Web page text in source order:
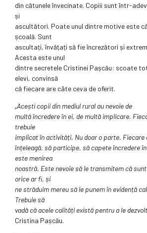
din cătunele învecinate. Copiii sunt într-
și
ascultători. Poate unul dintre motive este
școală. Sunt
ascultați, învățați să fie încrezători și
Acesta este unul
dintre secretele Cristinei Pașcău: scoate
elevi, convinsă
că fiecare are câte ceva de oferit.
„Acești copii din mediul rural au nevoie de
multă încredere în ei, de multă implicare.
trebuie
implicat în activități. Nu doar o parte. Fiecare
înțeleagă, să participe, să capete încredere
este menirea
noastră. Este nevoie să le transmitem că
orice ar fi, și
ne străduim mereu să le punem în evidență
Trebuie să
vadă că acele calități există pentru a le
Cristina Pașcău.